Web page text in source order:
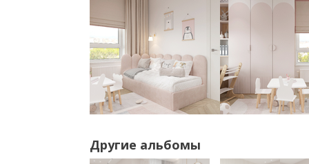
Другие альбомы